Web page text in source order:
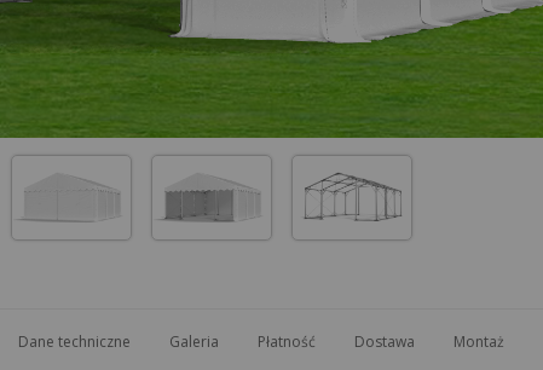
Dane techniczne Galeria Płatność Dostawa Montaż